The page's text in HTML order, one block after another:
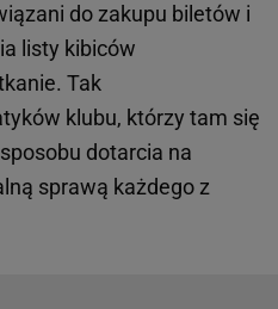
do zakupu biletów i
listy kibiców
Tak
klubu, którzy tam się
dotarcia na
sprawą każdego z